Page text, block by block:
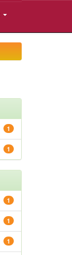
1
1
1
1
1